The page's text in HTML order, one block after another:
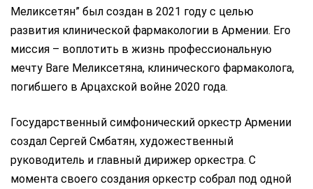
Меликсетян” был создан в 2021 году с целью
развития клинической фармакологии в Армении. Его
миссия – воплотить в жизнь профессиональную
мечту Ваге Меликсетяна, клинического фармаколога,
погибшего в Арцахской войне 2020 года.
Государственный симфонический оркестр Армении
создал Сергей Смбатян, художественный
руководитель и главный дирижер оркестра. С
момента своего создания оркестр собрал под одной